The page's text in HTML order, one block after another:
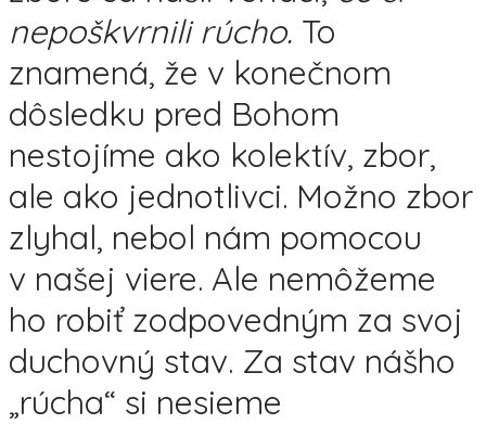
nepoškvrnili rúcho. To
znamená, že v konečnom
dôsledku pred Bohom
nestojíme ako kolektív, zbor,
ale ako jednotlivci. Možno zbor
zlyhal, nebol nám pomocou
v našej viere. Ale nemôžeme
ho robiť zodpovedným za svoj
duchovný stav. Za stav nášho
„rúcha“ si nesieme